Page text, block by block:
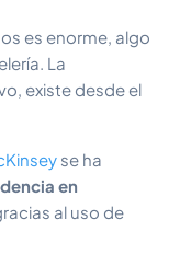
es enorme, algo
La
existe desde el
se ha
en
al uso de